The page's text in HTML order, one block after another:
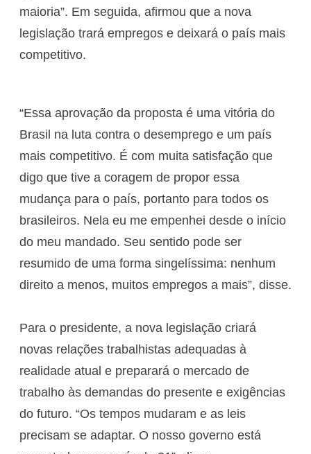
maioria”. Em seguida, afirmou que a nova
legislação trará empregos e deixará o país mais
competitivo.
“Essa aprovação da proposta é uma vitória do
Brasil na luta contra o desemprego e um país
mais competitivo. É com muita satisfação que
digo que tive a coragem de propor essa
mudança para o país, portanto para todos os
brasileiros. Nela eu me empenhei desde o início
do meu mandado. Seu sentido pode ser
resumido de uma forma singelíssima: nenhum
direito a menos, muitos empregos a mais”, disse.
Para o presidente, a nova legislação criará
novas relações trabalhistas adequadas à
realidade atual e preparará o mercado de
trabalho às demandas do presente e exigências
do futuro. “Os tempos mudaram e as leis
precisam se adaptar. O nosso governo está